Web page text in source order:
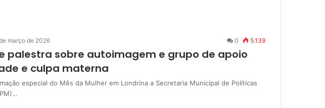
março de 2026 0 5.139
palestra sobre autoimagem e grupo de apoio
e culpa materna
especial do Mês da Mulher em Londrina a Secretaria Municipal de Políticas